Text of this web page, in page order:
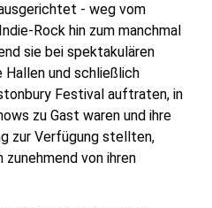
- weg vom
Rock hin zum manchmal
sie bei spektakulären
Hallen und schließlich
Festival auftraten, in
zu Gast waren und ihre
zur Verfügung stellten,
von ihren